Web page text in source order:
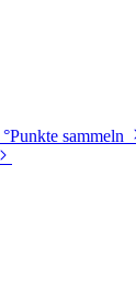
°Punkte sammeln